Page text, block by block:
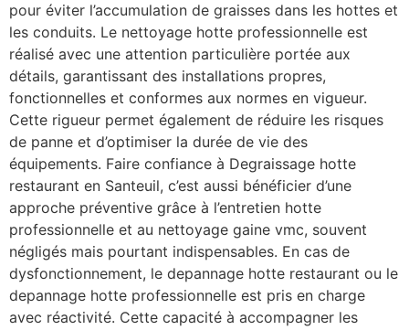
pour éviter l’accumulation de graisses dans les hottes et
les conduits. Le nettoyage hotte professionnelle est
réalisé avec une attention particulière portée aux
détails, garantissant des installations propres,
fonctionnelles et conformes aux normes en vigueur.
Cette rigueur permet également de réduire les risques
de panne et d’optimiser la durée de vie des
équipements. Faire confiance à Degraissage hotte
restaurant en Santeuil, c’est aussi bénéficier d’une
approche préventive grâce à l’entretien hotte
professionnelle et au nettoyage gaine vmc, souvent
négligés mais pourtant indispensables. En cas de
dysfonctionnement, le depannage hotte restaurant ou le
depannage hotte professionnelle est pris en charge
avec réactivité. Cette capacité à accompagner les